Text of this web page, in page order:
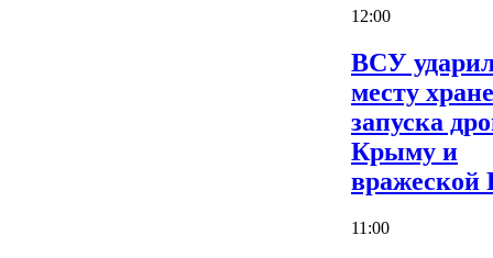
12:00
ВСУ
месту
запуска
Крыму и
вражеской
11:00